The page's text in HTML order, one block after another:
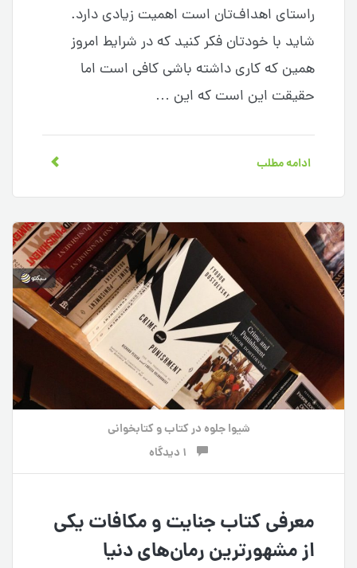
راستای اهداف‌تان است اهمیت زیادی دارد.
شاید با خودتان فکر کنید که در شرایط امروز
همین که کاری داشته باشی کافی است اما
حقیقت این است که این …
ادامه مطلب
شیوا جلوهدرکتاب و کتابخوانی
معرفی کتاب جنایت و مکافات یکی
از مشهورترین رمان‌های دنیا